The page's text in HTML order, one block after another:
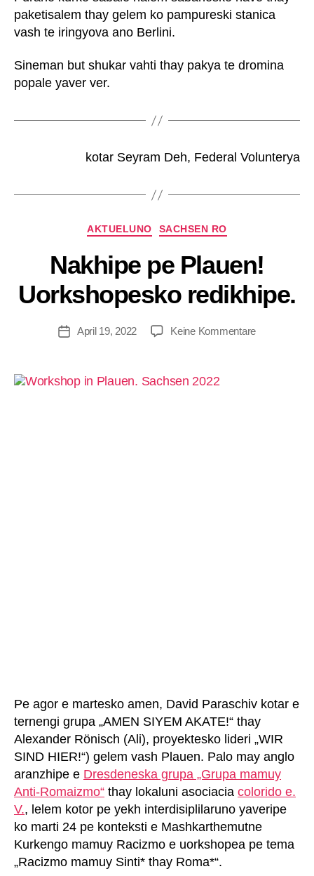
paketisalem thay gelem ko pampureski stanica
vash te iringyova ano Berlini.
Sineman but shukar vahti thay pakya te dromina
popale yaver ver.
kotar Seyram Deh, Federal Volunterya
AKTUELUNO SACHSEN RO
Nakhipe pe Plauen!
Uorkshopesko redikhipe.
B
W
ir
Si
Hi
d
April 19, 2022 Keine Kommentare
Pe agor e martesko amen, David Paraschiv kotar e
ternengi grupa „AMEN SIYEM AKATE!“ thay
Alexander Rönisch (Ali), proyektesko lideri „WIR
SIND HIER!“) gelem vash Plauen. Palo may anglo
aranzhipe e Dresdeneska grupa „Grupa mamuy
Anti-Romaizmo“ thay lokaluni asociacia colorido e.
V., lelem kotor pe yekh interdisiplilaruno yaveripe
ko marti 24 pe konteksti e Mashkarthemutne
Kurkengo mamuy Racizmo e uorkshopea pe tema
„Racizmo mamuy Sinti* thay Roma*“.